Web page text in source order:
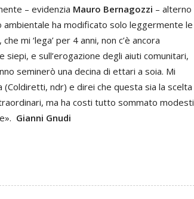
– evidenzia Mauro Bernagozzi – alterno
ambientale ha modificato solo leggermente le
mi ‘lega’ per 4 anni, non c’è ancora
e sull’erogazione degli aiuti comunitari,
seminerò una decina di ettari a soia. Mi
(Coldiretti, ndr) e direi che questa sia la scelta
ma ha costi tutto sommato modesti
Gianni Gnudi